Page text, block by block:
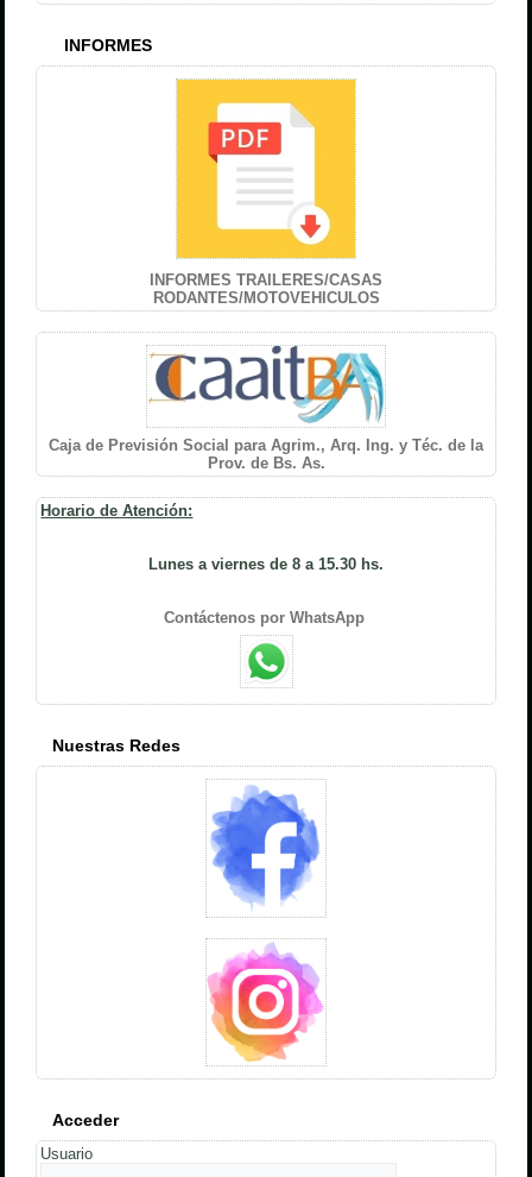
INFORMES
INFORMES TRAILERES/CASAS
RODANTES/MOTOVEHICULOS
Caja de Previsión Social para Agrim., Arq. Ing. y Téc. de la
Prov. de Bs. As.
Horario de Atención:
Lunes a viernes de 8 a 15.30 hs.
Contáctenos por WhatsApp
Nuestras Redes
Acceder
Usuario